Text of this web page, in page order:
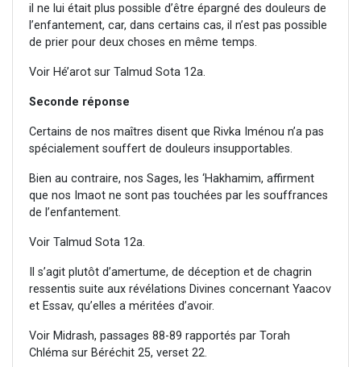
il ne lui était plus possible d’être épargné des douleurs de
l’enfantement, car, dans certains cas, il n’est pas possible
de prier pour deux choses en même temps.
Voir Hé’arot sur Talmud Sota 12a.
Seconde réponse
Certains de nos maîtres disent que Rivka Iménou n’a pas
spécialement souffert de douleurs insupportables.
Bien au contraire, nos Sages, les ‘Hakhamim, affirment
que nos Imaot ne sont pas touchées par les souffrances
de l’enfantement.
Voir Talmud Sota 12a.
Il s’agit plutôt d’amertume, de déception et de chagrin
ressentis suite aux révélations Divines concernant Yaacov
et Essav, qu’elles a méritées d’avoir.
Voir Midrash, passages 88-89 rapportés par Torah
Chléma sur Béréchit 25, verset 22.